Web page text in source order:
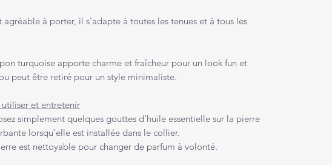
agréable à porter, il s’adapte à toutes les tenues et à tous les
turquoise apporte charme et fraîcheur pour un look fun et
peut être retiré pour un style minimaliste.
utiliser et entretenir
simplement quelques gouttes d’huile essentielle sur la pierre
lorsqu’elle est installée dans le collier.
est nettoyable pour changer de parfum à volonté.